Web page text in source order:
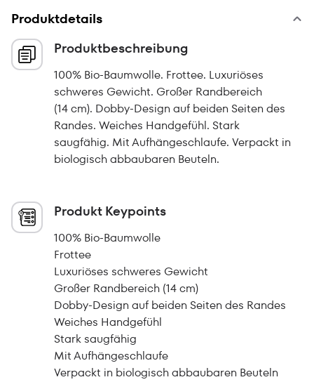
Produktdetails
Produktbeschreibung
100% Bio-Baumwolle. Frottee. Luxuriöses
schweres Gewicht. Großer Randbereich
(14 cm). Dobby-Design auf beiden Seiten des
Randes. Weiches Handgefühl. Stark
saugfähig. Mit Aufhängeschlaufe. Verpackt in
biologisch abbaubaren Beuteln.
Produkt Keypoints
100% Bio-Baumwolle
Frottee
Luxuriöses schweres Gewicht
Großer Randbereich (14 cm)
Dobby-Design auf beiden Seiten des Randes
Weiches Handgefühl
Stark saugfähig
Mit Aufhängeschlaufe
Verpackt in biologisch abbaubaren Beuteln